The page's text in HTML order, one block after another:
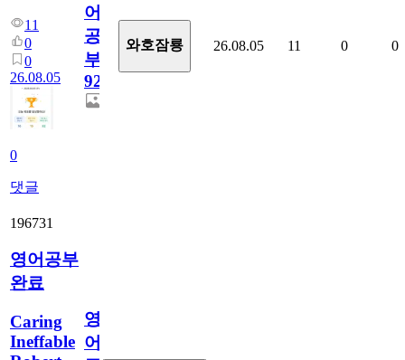
11
0
0
26.08.05
0
댓글
어
공
부
929
와호잠룡 26.08.05 11 0 0
196731
영어공부
완료
Caring
Ineffable
영
어